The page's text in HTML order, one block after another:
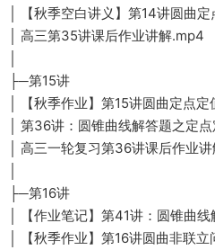
│ 【秋季空白讲义】第14讲圆曲
│ 高三第35讲课后作业讲解.mp4
├─第15讲
│ 【秋季作业】第15讲圆曲定点
│ 第36讲：圆锥曲线解答题之定
│ 高三一轮复习第36讲课后作业
├─第16讲
│ 【作业笔记】第41讲：圆锥曲
│ 【秋季作业】第16讲圆曲非联